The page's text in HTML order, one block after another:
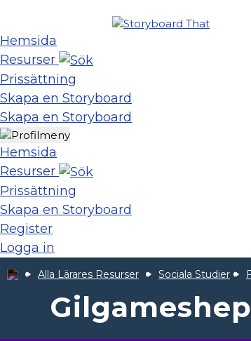
Hemsida
Resurser
Prissättning
Skapa en Storyboard
Skapa en Storyboard
Hemsida
Resurser
Prissättning
Skapa en Storyboard
Register
Logga in
Alla Lärares Resurser Sociala Studier